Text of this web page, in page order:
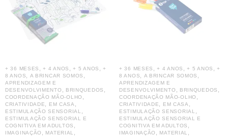
+ 36 MESES ,+ 4 ANOS ,+ 5 ANOS ,+
8 ANOS
A BRINCAR SOMOS
APRENDIZAGEM E
DESENVOLVIMENTO
BRINQUEDOS
COORDENAÇÃO MÃO-OLHO
CRIATIVIDADE EM CASA
ESTIMULAÇÃO SENSORIAL
ESTIMULAÇÃO SENSORIAL E
COGNITIVA EM ADULTOS
IMAGINAÇÃO MATERIAL
+ 36 MESES ,+ 4 ANOS ,+ 5 ANOS ,+
8 ANOS
A BRINCAR SOMOS
APRENDIZAGEM E
DESENVOLVIMENTO
BRINQUEDOS
COORDENAÇÃO MÃO-OLHO
CRIATIVIDADE EM CASA
ESTIMULAÇÃO SENSORIAL
ESTIMULAÇÃO SENSORIAL E
COGNITIVA EM ADULTOS
IMAGINAÇÃO MATERIAL